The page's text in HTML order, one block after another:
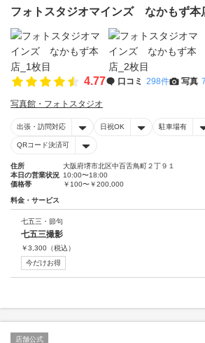
フォトスタジオマインズ なかもず本
4.77 口コミ 298件 写真
写真館・フォトスタジオ
出張・訪問対応 日祝OK 駐車場有
QRコード決済可
住所
大阪府堺市北区中百舌鳥町２丁９１
本日の営業状況 10:00〜18:00
価格帯
￥100〜￥200,000
料金・サービス
七五三・節句
七五三撮影
￥3,300 （税込）
今だけお得
店舗公式